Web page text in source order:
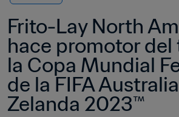
Frito-Lay North
hace promotor del
la Copa Mundial
de la FIFA
Zelanda 2023™